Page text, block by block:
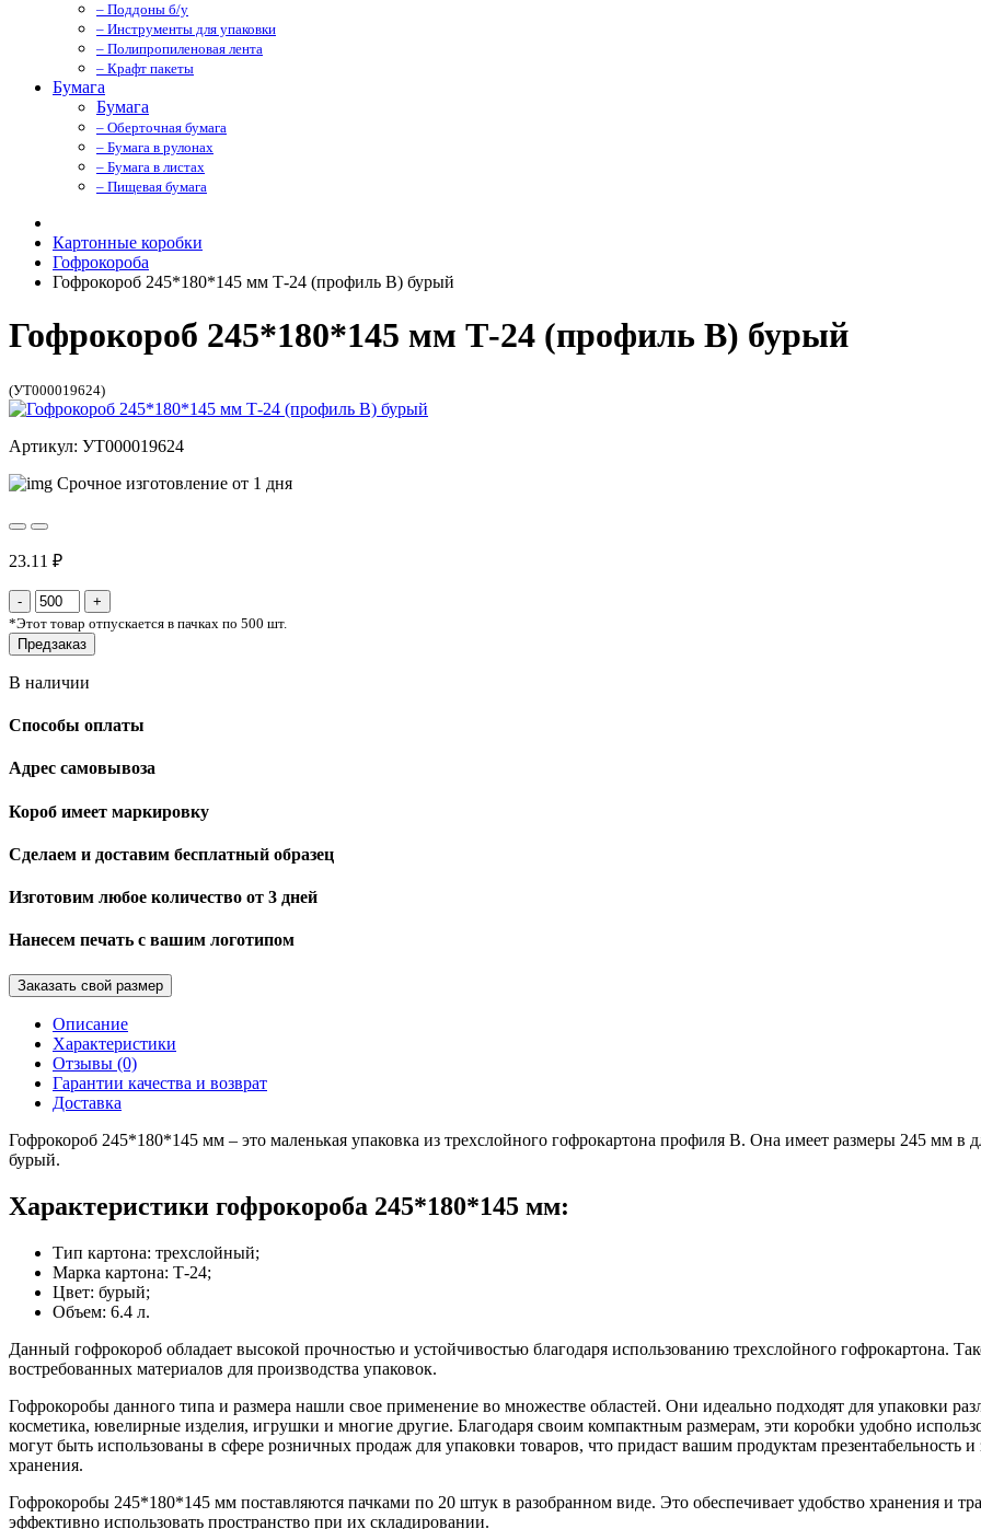
– Поддоны б/у
– Инструменты для упаковки
– Полипропиленовая лента
– Крафт пакеты
Бумага
Бумага
– Оберточная бумага
– Бумага в рулонах
– Бумага в листах
– Пищевая бумага
Картонные коробки
Гофрокороба
Гофрокороб 245*180*145 мм Т-24 (профиль B) бурый
Гофрокороб 245*180*145 мм Т-24 (профиль B) бурый
(УТ000019624)
Артикул: УТ000019624
Срочное изготовление от 1 дня
23.11 ₽
*Этот товар отпускается в пачках по 500 шт.
Предзаказ
В наличии
Способы оплаты
Адрес самовывоза
Короб имеет маркировку
Сделаем и доставим бесплатный образец
Изготовим любое количество от 3 дней
Нанесем печать с вашим логотипом
Заказать свой размер
Описание
Характеристики
Отзывы (0)
Гарантии качества и возврат
Доставка
Гофрокороб 245*180*145 мм – это маленькая упаковка из трехслойного гофрокартона профиля В. Она имеет размеры 245 мм
бурый.
Характеристики гофрокороба 245*180*145 мм:
Тип картона: трехслойный;
Марка картона: Т-24;
Цвет: бурый;
Объем: 6.4 л.
Данный гофрокороб обладает высокой прочностью и устойчивостью благодаря использованию трехслойного гофрокартона.
востребованных материалов для производства упаковок.
Гофрокоробы данного типа и размера нашли свое применение во множестве областей. Они идеально подходят для упаковки
косметика, ювелирные изделия, игрушки и многие другие. Благодаря своим компактным размерам, эти коробки удобно
могут быть использованы в сфере розничных продаж для упаковки товаров, что придаст вашим продуктам презентабельность
хранения.
Гофрокоробы 245*180*145 мм поставляются пачками по 20 штук в разобранном виде. Это обеспечивает удобство хранения и
эффективно использовать пространство при их складировании.